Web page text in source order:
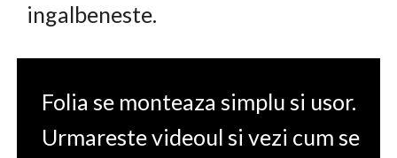
ingalbeneste.
Folia se monteaza simplu si usor.
Urmareste videoul si vezi cum se